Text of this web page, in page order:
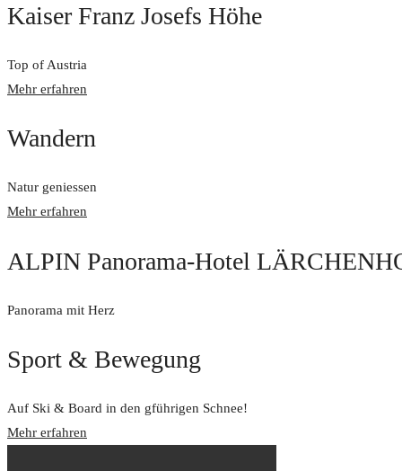
Kaiser Franz Josefs Höhe
Top of Austria
Mehr erfahren
Wandern
Natur geniessen
Mehr erfahren
ALPIN Panorama-Hotel
Panorama mit Herz
Sport & Bewegung
Auf Ski & Board in den gführigen Schnee!
Mehr erfahren